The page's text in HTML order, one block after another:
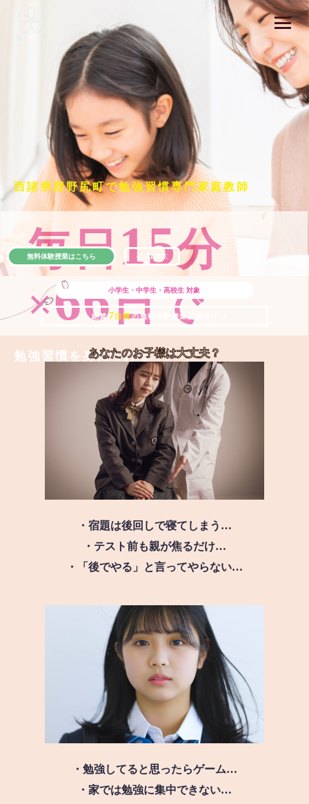
西諸県郡野尻町で勉強習慣専門家庭教師
毎日15分
×66日で
勉強習慣を身につける
小学生・中学生・高校生 対象
＼ 絶賛 7 日間の無料体験授業実施中!! ／
無料体験授業はこちら 公式LINE
あなたのお子様は大丈夫？
・宿題は後回しで寝てしまう…
・テスト前も親が焦るだけ…
・「後でやる」と言ってやらない…
・勉強してると思ったらゲーム…
・家では勉強に集中できない…